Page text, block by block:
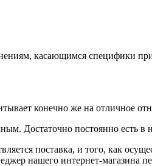
касающимся специфики
конечно же на отличное
Достаточно постоянно есть в
поставка, и того, как
нашего интернет-магазина